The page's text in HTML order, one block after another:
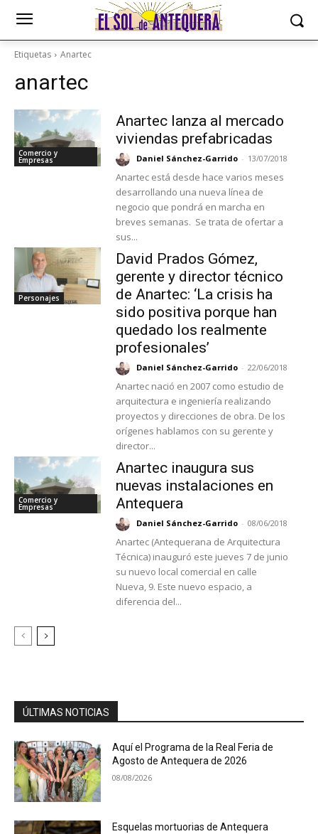
Etiquetas Anartec
anartec
Comercio y
Empresas
Anartec lanza al mercado
viviendas prefabricadas
Daniel Sánchez-Garrido - 13/07/2018
Anartec está desde hace varios meses
desarrollando una nueva línea de
negocio que pondrá en marcha en
breves semanas. Se trata de ofertar a
sus...
Personajes
David Prados Gómez,
gerente y director técnico
de Anartec: ‘La crisis ha
sido positiva porque han
quedado los realmente
profesionales’
Daniel Sánchez-Garrido - 22/06/2018
Anartec nació en 2007 como estudio de
arquitectura e ingeniería realizando
proyectos y direcciones de obra. De los
orígenes hablamos con su gerente y
director...
Comercio y
Empresas
Anartec inaugura sus
nuevas instalaciones en
Antequera
Daniel Sánchez-Garrido - 08/06/2018
Anartec (Antequerana de Arquitectura
Técnica) inauguró este jueves 7 de junio
su nuevo local comercial en calle
Nueva, 9. Este nuevo espacio, a
diferencia del...
ÚLTIMAS NOTICIAS
Aquí el Programa de la Real Feria de
Agosto de Antequera de 2026
08/08/2026
Esquelas mortuorias de Antequera